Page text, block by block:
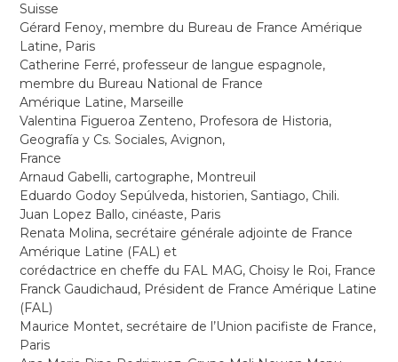
Suisse
Gérard Fenoy, membre du Bureau de France Amérique
Latine, Paris
Catherine Ferré, professeur de langue espagnole,
membre du Bureau National de France
Amérique Latine, Marseille
Valentina Figueroa Zenteno, Profesora de Historia,
Geografía y Cs. Sociales, Avignon,
France
Arnaud Gabelli, cartographe, Montreuil
Eduardo Godoy Sepúlveda, historien, Santiago, Chili.
Juan Lopez Ballo, cinéaste, Paris
Renata Molina, secrétaire générale adjointe de France
Amérique Latine (FAL) et
corédactrice en cheffe du FAL MAG, Choisy le Roi, France
Franck Gaudichaud, Président de France Amérique Latine
(FAL)
Maurice Montet, secrétaire de l’Union pacifiste de France,
Paris